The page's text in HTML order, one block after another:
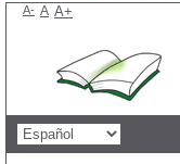
A- A A+